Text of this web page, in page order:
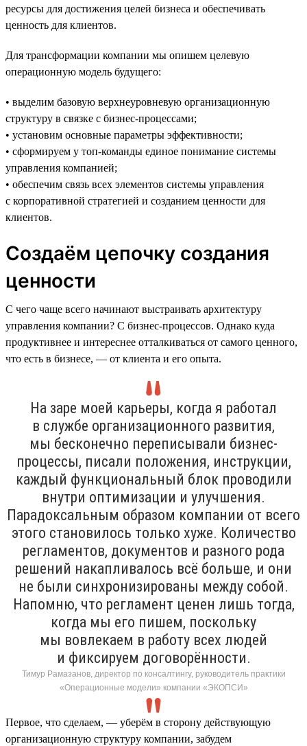
ресурсы для достижения целей бизнеса и обеспечивать
ценность для клиентов.
Для трансформации компании мы опишем целевую
операционную модель будущего:
• выделим базовую верхнеуровневую организационную
структуру в связке с бизнес-процессами;
• установим основные параметры эффективности;
• сформируем у топ-команды единое понимание системы
управления компанией;
• обеспечим связь всех элементов системы управления
с корпоративной стратегией и созданием ценности для
клиентов.
Создаём цепочку создания
ценности
С чего чаще всего начинают выстраивать архитектуру
управления компании? С бизнес-процессов. Однако куда
продуктивнее и интереснее отталкиваться от самого ценного,
что есть в бизнесе, — от клиента и его опыта.
На заре моей карьеры, когда я работал
в службе организационного развития,
мы бесконечно переписывали бизнес-
процессы, писали положения, инструкции,
каждый функциональный блок проводили
внутри оптимизации и улучшения.
Парадоксальным образом компании от всего
этого становилось только хуже. Количество
регламентов, документов и разного рода
решений накапливалось всё больше, и они
не были синхронизированы между собой.
Напомню, что регламент ценен лишь тогда,
когда мы его пишем, поскольку
мы вовлекаем в работу всех людей
и фиксируем договорённости.
Тимур Рамазанов, директор по консалтингу, руководитель практики
«Операционные модели» компании «ЭКОПСИ»
Первое, что сделаем, — уберём в сторону действующую
организационную структуру компании, забудем